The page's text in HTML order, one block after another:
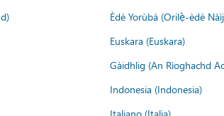
Èdè Yorùbá (Orilẹ̀-èdè
Euskara (Euskara)
Gàidhlig (An Rìoghachd
Indonesia (Indonesia)
Italiano (Italia)